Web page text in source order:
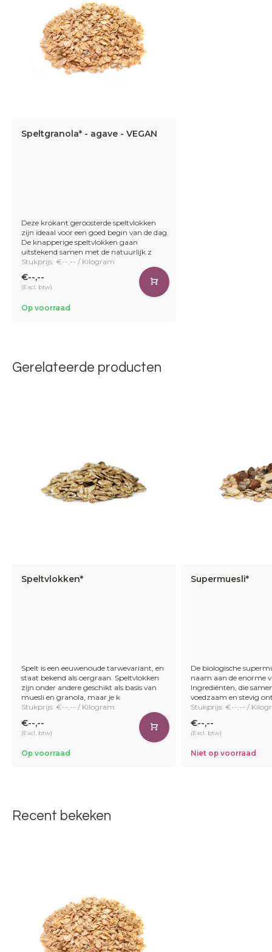
Speltgranola* - agave - VEGAN
Deze krokant geroosterde speltvlokken
zijn ideaal voor een goed begin van de dag.
De knapperige speltvlokken gaan
uitstekend samen met de natuurlijk z
Stukprijs: €--,-- / Kilogram
€--,--
(Excl. btw)
Op voorraad
Gerelateerde producten
Speltvlokken*
Spelt is een eeuwenoude tarwevariant, en
staat bekend als oergraan. Speltvlokken
zijn onder andere geschikt als basis van
muesli en granola, maar je k
Stukprijs: €--,-- / Kilogram
€--,--
(Excl. btw)
Op voorraad
Supermuesli*
De biologische
naam aan de enorme
Ingrediënten, die
voedzaam en stevig
Stukprijs: €--,-- /
€--,--
(Excl. btw)
Niet op voorraad
Recent bekeken